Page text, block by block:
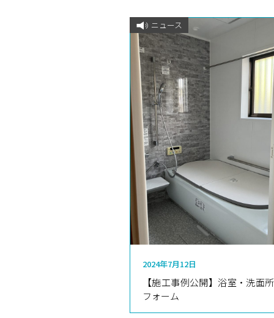
ニュース
2024年7月12日
【施工事例公開】浴室・洗面
フォーム